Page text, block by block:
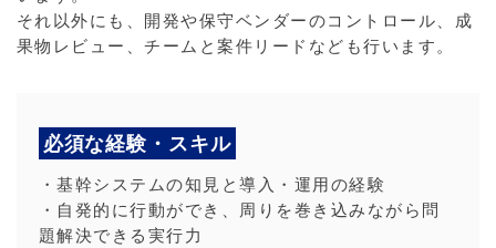
それ以外にも、開発や保守ベンダーのコントロール、成
果物レビュー、チームと案件リードなども行います。
必須な経験・スキル
・基幹システムの知見と導入・運用の経験
・自発的に行動ができ、周りを巻き込みながら問
題解決できる実行力